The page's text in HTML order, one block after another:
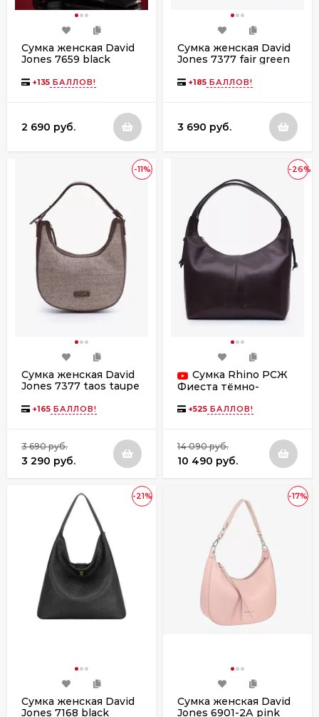
Сумка женская David
Jones 7659 black
+135 БАЛЛОВ!
2 690 руб.
Сумка женская David
Jones 7377 fair green
+185 БАЛЛОВ!
3 690 руб.
-11%
Сумка женская David
Jones 7377 taos taupe
+165 БАЛЛОВ!
3 690 руб.
3 290 руб.
-26%
Сумка Rhino РСЖ
Фиеста тёмно-
+525 БАЛЛОВ!
14 090 руб.
10 490 руб.
-21%
Сумка женская David
Jones 7168 black
-17%
Сумка женская David
Jones 6901-2А pink